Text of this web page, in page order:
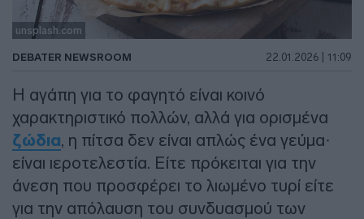
unsplash.com
DEBATER NEWSROOM 22.01.2026 | 11:09
Η αγάπη για το φαγητό είναι κοινό
χαρακτηριστικό πολλών, αλλά για ορισμένα
ζώδια, η πίτσα δεν είναι απλώς ένα γεύμα·
είναι ιεροτελεστία. Είτε πρόκειται για την
άνεση που προσφέρει το λιωμένο τυρί είτε
για την απόλαυση του συνδυασμού των